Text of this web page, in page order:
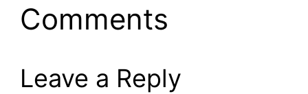
Comments
Leave a Reply